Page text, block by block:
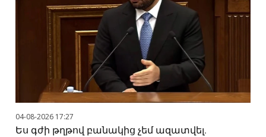
04-08-2026 17:27
Ես գժի թղթով բանակից չեմ ազատվել.